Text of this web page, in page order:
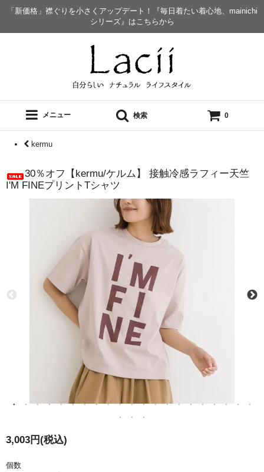
「新価格」襟ぐりを小さくアップデート！『毎日着たい着心地、mainichi
シリーズ』はこちらから
メニュー 検索 0
kermu
30％オフ【kermu/ケルム】 接触冷感ラフィー天竺
I'M FINEプリントTシャツ
3,003円(税込)
個数